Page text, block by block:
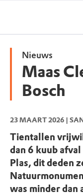
Nieuws
Maas
Bosch
23 MAART 2026 |
Tientallen
dan 6 kuub
Plas, dit deden
was minder